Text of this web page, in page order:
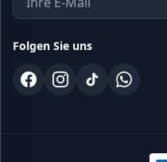
Folgen Sie uns